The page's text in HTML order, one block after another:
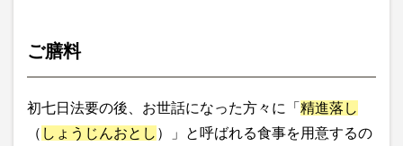
ご膳料
初七日法要の後、お世話になった方々に「 精進落し
（ しょうじんおとし ）」と呼ばれる食事を用意するの